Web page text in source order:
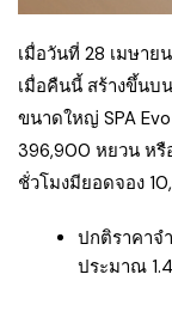
เมื่อวันที่ 28 เมษาย
เมื่อคืนนี้ สร้างขึ้นบ
ขนาดใหญ่ SPA
396,900 หยวน หรื
ชั่วโมงมียอดจอง
ปกติราคาจ
ประมาณ